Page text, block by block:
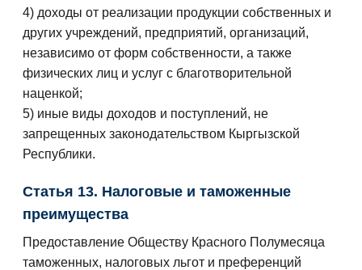
4) доходы от реализации продукции собственных и
других учреждений, предприятий, организаций,
независимо от форм собственности, а также
физических лиц и услуг с благотворительной
наценкой;
5) иные виды доходов и поступлений, не
запрещенных законодательством Кыргызской
Республики.
Статья 13. Налоговые и таможенные
преимущества
Предоставление Обществу Красного Полумесяца
таможенных, налоговых льгот и преференций